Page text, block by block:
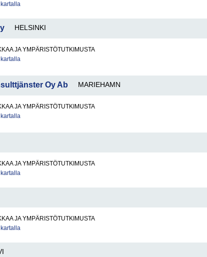
HELSINKI
JA YMPÄRISTÖTUTKIMUSTA
Oy Ab MARIEHAMN
JA YMPÄRISTÖTUTKIMUSTA
JA YMPÄRISTÖTUTKIMUSTA
JA YMPÄRISTÖTUTKIMUSTA